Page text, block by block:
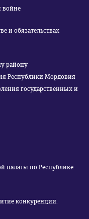
войне
и обязательствах
району
Республики Мордовия
государственных и
палаты по Республике
конкуренции.